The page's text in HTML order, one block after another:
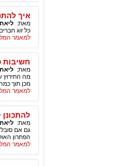
איך
מאת:
כל זוג
למאמר
חשיבות
מאת:
מה התירוץ
מכן תוך
למאמר
מאת:
גם אם
הפתרון
למאמר